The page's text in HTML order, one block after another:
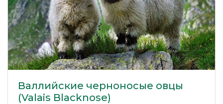
Валлийские черноносые овцы
(Valais Blacknose)